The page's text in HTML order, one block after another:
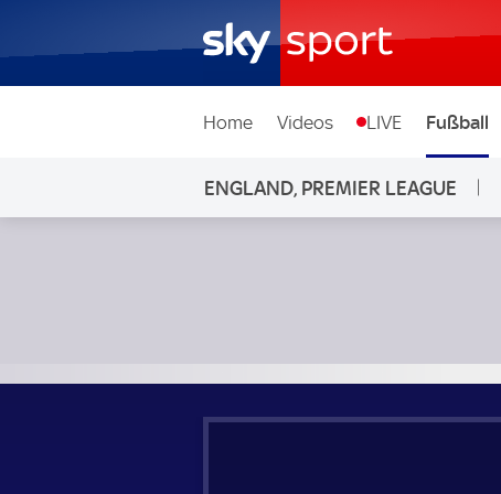
Home Videos LIVE Fußball
ENGLAND, PREMIER LEAGUE